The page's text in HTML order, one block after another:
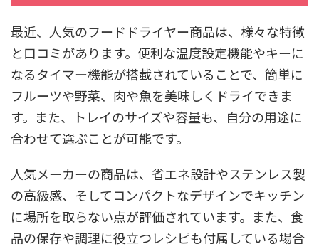
最近、人気のフードドライヤー商品は、様々な特徴
と口コミがあります。便利な温度設定機能やキーに
なるタイマー機能が搭載されていることで、簡単に
フルーツや野菜、肉や魚を美味しくドライできま
す。また、トレイのサイズや容量も、自分の用途に
合わせて選ぶことが可能です。
人気メーカーの商品は、省エネ設計やステンレス製
の高級感、そしてコンパクトなデザインでキッチン
に場所を取らない点が評価されています。また、食
品の保存や調理に役立つレシピも付属している場合